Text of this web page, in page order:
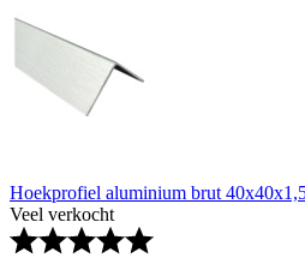
Hoekprofiel aluminium brut
Veel verkocht